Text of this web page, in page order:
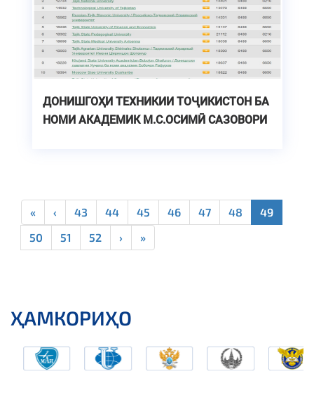
ДОНИШГОҲИ ТЕХНИКИИ ТОҶИКИСТОН БА
НОМИ АКАДЕМИК М.С.ОСИМӢ САЗОВОРИ
« ‹ 43 44 45 46 47 48
49
50
51 52 › »
ҲАМКОРИҲО